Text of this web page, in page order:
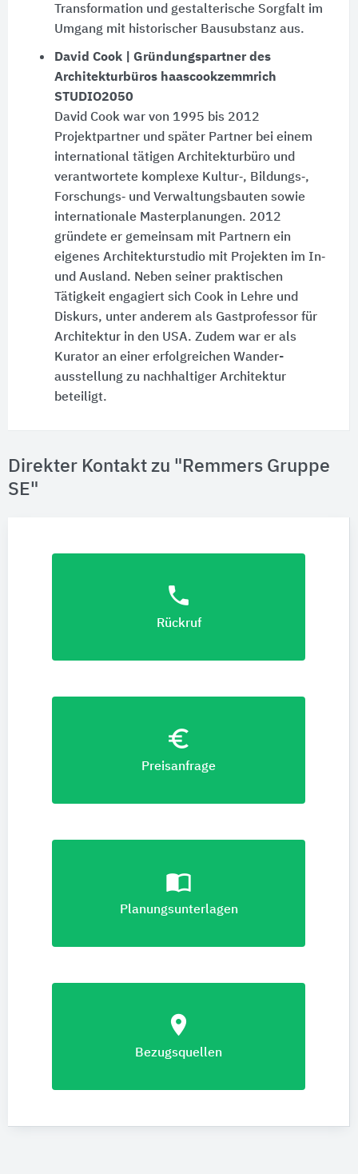
Transformation und gestalterische Sorgfalt im
Umgang mit historischer Bausubstanz aus.
David Cook | Gründungspartner des
Architekturbüros haascookzemmrich
STUDIO2050
David Cook war von 1995 bis 2012
Projektpartner und später Partner bei einem
international tätigen Architekturbüro und
verantwortete komplexe Kultur‑, Bildungs‑,
Forschungs‑ und Verwaltungsbauten sowie
internationale Masterplanungen. 2012
gründete er gemeinsam mit Partnern ein
eigenes Architektur­studio mit Projekten im In‑
und Ausland. Neben seiner praktischen
Tätigkeit engagiert sich Cook in Lehre und
Diskurs, unter anderem als Gastprofessor für
Architektur in den USA. Zudem war er als
Kurator an einer erfolgreichen Wander­
ausstellung zu nachhaltiger Architektur
beteiligt.
Direkter Kontakt zu "Remmers Gruppe
SE"
phone
Rückruf
euro_symbol
Preisanfrage
import_contacts
Planungsunterlagen
location_on
Bezugsquellen